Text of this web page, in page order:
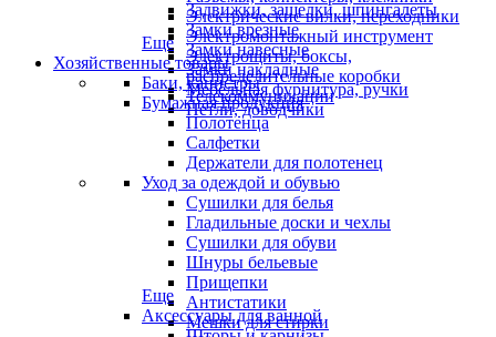
Электрические вилки, переходники
Электромонтажный инструмент
Электрощиты, боксы,
распределительные коробки
Телекоммуникации
Задвижки, защелки, шпингалеты
Замки врезные
Замки навесные
Замки накладные
Мебельная фурнитура, ручки
Петли, доводчики
Еще
Хозяйственные товары
Баки, канистры
Бумажная продукция
Полотенца
Салфетки
Держатели для полотенец
Уход за одеждой и обувью
Сушилки для белья
Гладильные доски и чехлы
Сушилки для обуви
Шнуры бельевые
Прищепки
Антистатики
Мешки для стирки
Еще
Аксессуары для ванной